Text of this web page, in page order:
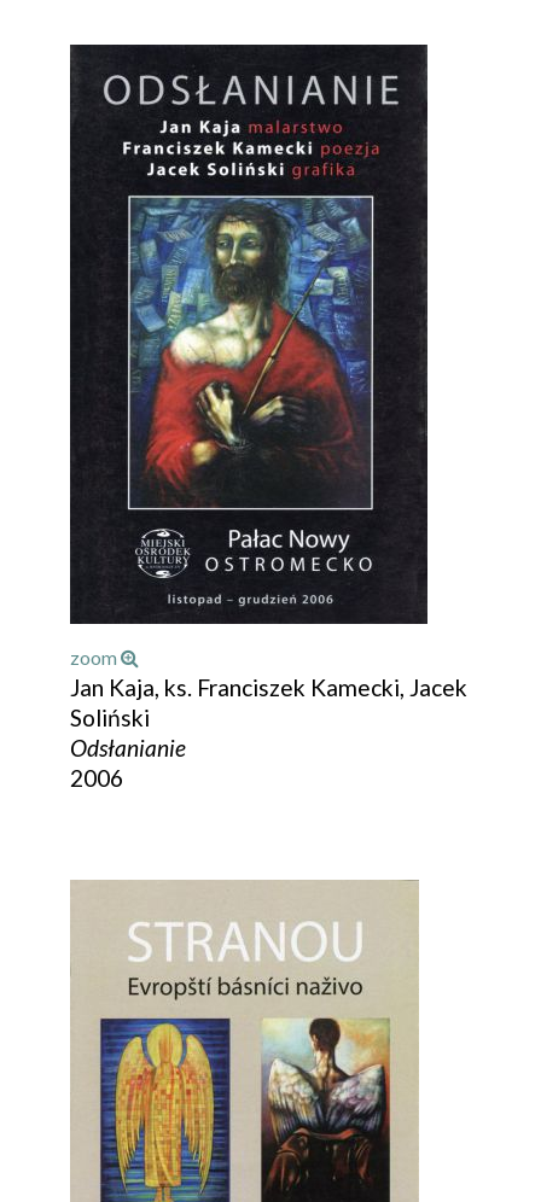
zoom
Jan Kaja, ks. Franciszek Kamecki, Jacek
Soliński
Odsłanianie
2006